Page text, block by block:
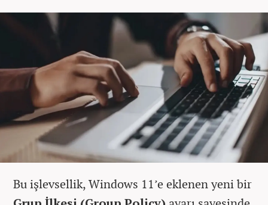
Bu işlevsellik, Windows 11’e eklenen yeni bir